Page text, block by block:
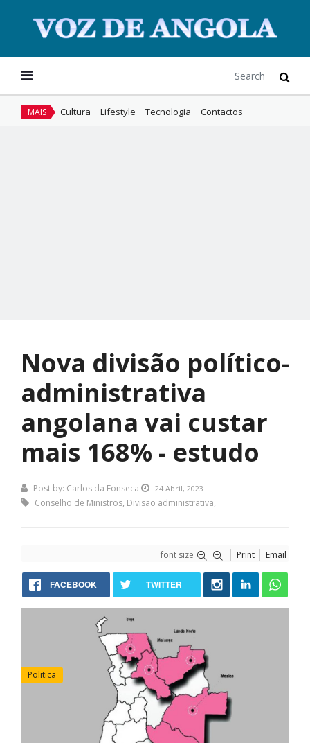
MAIS Cultura Lifestyle Tecnologia Contactos
Nova divisão político-
administrativa
angolana vai custar
mais 168% - estudo
Post by: Carlos da Fonseca 24 Abril, 2023
Conselho de Ministros, Divisão administrativa,
font size Print Email
FACEBOOK TWITTER
Politica